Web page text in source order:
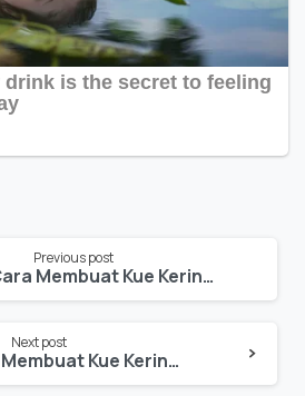
Previous post
Resep Cara Membuat Kue Kering Cokelat Glasur Kopi
Next post
Resep Cara Membuat Kue Kering Krispi Cokelat